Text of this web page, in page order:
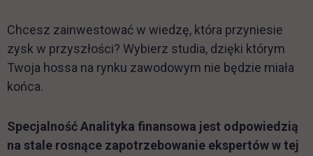
Chcesz zainwestować w wiedzę, która przyniesie
zysk w przyszłości? Wybierz studia, dzięki którym
Twoja hossa na rynku zawodowym nie będzie miała
końca.
Specjalność Analityka finansowa jest odpowiedzią
na stale rosnące zapotrzebowanie ekspertów w tej